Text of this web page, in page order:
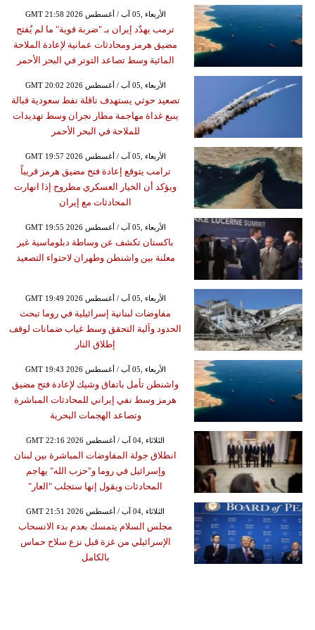
GMT 21:58 2026 الأربعاء ,05 آب / أغسطس
ترمب يهدّد إيران بـ "ضربة قوية" ما لم يُفتح
مضيق هرمز ومحادثات عمانية لإعادة الملاحة
المائية وسط تصاعد التوتر في البحر الأحمر
GMT 20:02 2026 الأربعاء ,05 آب / أغسطس
تصعيد حوثي يستهدف ناقلة نفط سعودية قبالة
ينبع غداة مهاجمة مطار نجران وسط تهديدات
للملاحة في البحر الأحمر
GMT 19:57 2026 الأربعاء ,05 آب / أغسطس
ترامب يتوقع إعادة فتح مضيق هرمز قريباً
ويؤكد أن الخيار العسكري مطروح إذا انهارت
المحادثات مع إيران
GMT 19:55 2026 الأربعاء ,05 آب / أغسطس
باكستان تكشف عن وساطة دبلوماسية غير
معلنة بين واشنطن وطهران لاحتواء التصعيد
GMT 19:49 2026 الأربعاء ,05 آب / أغسطس
مفاوضات لبنانية إسرائيلية في روما تبحث
الحدود وآلية التحقق وسط غياب ضمانات لوقف
إطلاق النار
GMT 19:43 2026 الأربعاء ,05 آب / أغسطس
واشنطن تأمل باتفاق وشيك لإعادة فتح مضيق
هرمز وسط نفي إيراني للمحادثات المباشرة
وتصاعد الهجمات البحرية
GMT 22:16 2026 الثلاثاء ,04 آب / أغسطس
انطلاق جولة المفاوضات المباشرة بين لبنان
وإسرائيل في روما و"حزب الله" يهاجم
المحادثات ويقول إنها ستجلب "العار"
GMT 21:51 2026 الثلاثاء ,04 آب / أغسطس
مجلس السلام يتمسك بعدم بدء الانسحاب
الإسرائيلي من غزة قبل نزع سلاح حماس
بالكامل